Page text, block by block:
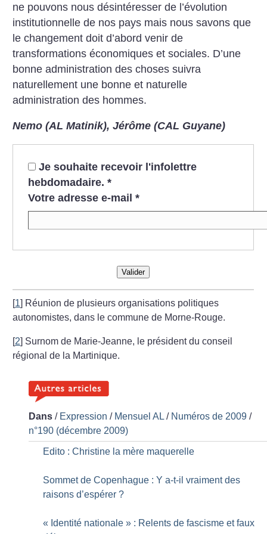
ne pouvons nous désintéresser de l’évolution
institutionnelle de nos pays mais nous savons que
le changement doit d’abord venir de
transformations économiques et sociales. D’une
bonne administration des choses suivra
naturellement une bonne et naturelle
administration des hommes.
Nemo (AL Matinik),Jérôme (CAL Guyane)
Je souhaite recevoir l'infolettre
hebdomadaire. *
Votre adresse e-mail *
Valider
[1] Réunion de plusieurs organisations politiques
autonomistes, dans le commune de Morne-Rouge.
[2] Surnom de Marie-Jeanne, le président du conseil
régional de la Martinique.
Dans / Expression / Mensuel AL / Numéros de 2009 /
n°190 (décembre 2009)
Edito : Christine la mère maquerelle
Sommet de Copenhague : Y a-t-il vraiment des
raisons d’espérer ?
« Identité nationale » : Relents de fascisme et faux